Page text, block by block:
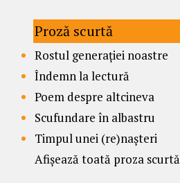
Proză scurtă
Rostul generației noastre
Îndemn la lectură
Poem despre altcineva
Scufundare în albastru
Timpul unei (re)nașteri
Afișează toată proza scurtă